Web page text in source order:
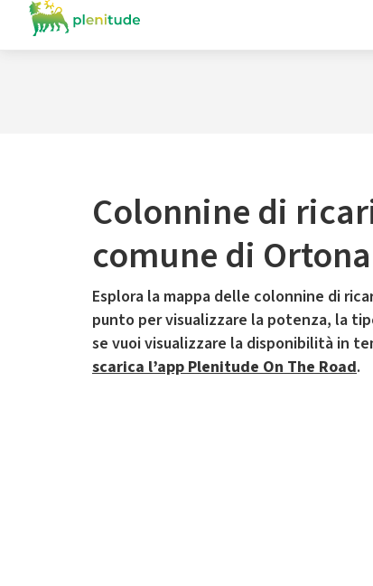
Colonnine di
comune di Ortona
Esplora la mappa delle colonnine di
punto per visualizzare la potenza, la
se vuoi visualizzare la disponibilità in
scarica l’app Plenitude On The Road.